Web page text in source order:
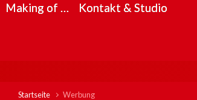
Making of … Kontakt & Studio
Startseite Werbung